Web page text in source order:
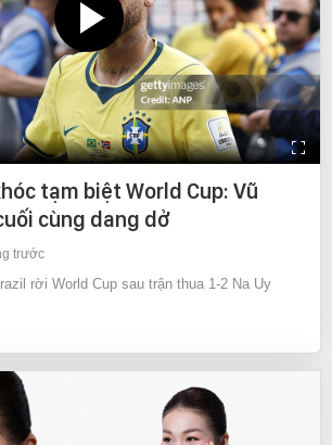
tạm biệt World Cup: Vũ
cùng dang dở
trước
rời World Cup sau trận thua 1-2 Na Uy